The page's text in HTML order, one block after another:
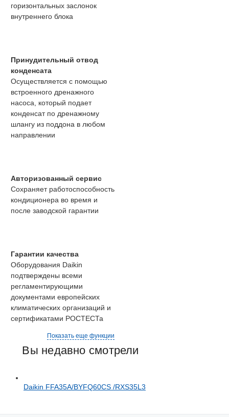
горизонтальных заслонок
внутреннего блока
Принудительный отвод
конденсата
Осуществляется с помощью
встроенного дренажного
насоса, который подает
конденсат по дренажному
шлангу из поддона в любом
направлении
Авторизованный сервис
Сохраняет работоспособность
кондиционера во время и
после заводской гарантии
Гарантии качества
Оборудования Daikin
подтверждены всеми
регламентирующими
документами европейских
климатических организаций и
сертификатами РОСТЕСТа
Показать еще функции
Вы недавно смотрели
Daikin FFA35A/BYFQ60CS /RXS35L3